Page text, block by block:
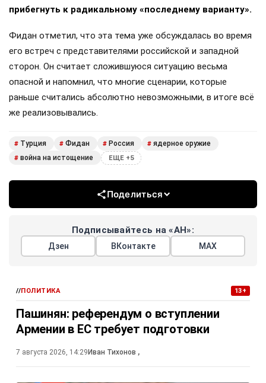
прибегнуть к радикальному «последнему варианту».
Фидан отметил, что эта тема уже обсуждалась во время
его встреч с представителями российской и западной
сторон. Он считает сложившуюся ситуацию весьма
опасной и напомнил, что многие сценарии, которые
раньше считались абсолютно невозможными, в итоге всё
же реализовывались.
# Турция # Фидан # Россия # ядерное оружие
# война на истощение ЕЩЕ +5
Поделиться
Подписывайтесь на «АН»:
Дзен ВКонтакте МАХ
//ПОЛИТИКА 13+
Пашинян: референдум о вступлении
Армении в ЕС требует подготовки
7 августа 2026, 14:29 Иван Тихонов ,